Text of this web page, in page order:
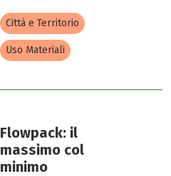
Città e Territorio
Uso Materiali
Flowpack: il
massimo col
minimo